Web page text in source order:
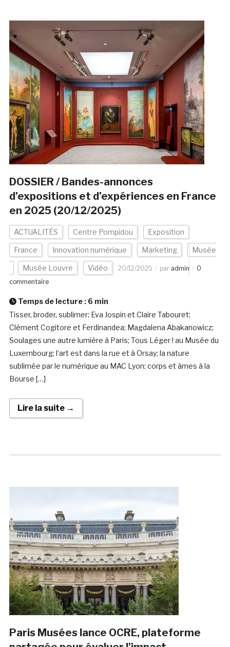
DOSSIER / Bandes-annonces
d’expositions et d’expériences en France
en 2025 (20/12/2025)
ACTUALITÉS Centre Pompidou Exposition
France Innovation numérique Marketing Musée
Musée Louvre Vidéo 20/12/2025 par admin
0
commentaire
Temps de lecture : 6 min
Tisser, broder, sublimer; Eva Jospin et Claire Tabouret;
Clément Cogitore et Ferdinandea; Magdalena Abakanowicz;
Soulages une autre lumière à Paris; Tous Léger ! au Musée du
Luxembourg; l‘art est dans la rue et à Orsay; la nature
sublimée par le numérique au MAC Lyon; corps et âmes à la
Bourse […]
Lire la suite →
Paris Musées lance OCRE, plateforme